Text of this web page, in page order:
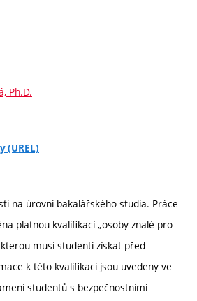
Ph.D.
(UREL)
na úrovni bakalářského studia. Práce
platnou kvalifikací „osoby znalé pro
musí studenti získat před
k této kvalifikaci jsou uvedeny ve
studentů s bezpečnostními